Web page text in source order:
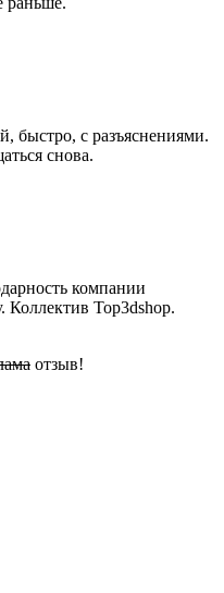
быстро, с разъяснениями.
снова.
компании
Коллектив Top3dshop.
отзыв!